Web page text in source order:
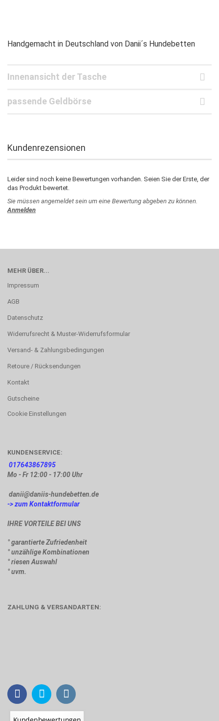
Handgemacht in Deutschland von Danii´s Hundebetten
Innenansicht der Tasche
passende Geldbörse
Kundenrezensionen
Leider sind noch keine Bewertungen vorhanden. Seien Sie der Erste, der
das Produkt bewertet.
Sie müssen angemeldet sein um eine Bewertung abgeben zu können.
Anmelden
MEHR ÜBER...
Impressum
AGB
Datenschutz
Widerrufsrecht & Muster-Widerrufsformular
Versand- & Zahlungsbedingungen
Retoure / Rücksendungen
Kontakt
Gutscheine
Cookie Einstellungen
KUNDENSERVICE:
017643867895
Mo - Fr 12:00 - 17:00 Uhr
danii@daniis-hundebetten.de
-> zum Kontaktformular
IHRE VORTEILE BEI UNS
° garantierte Zufriedenheit
° unzählige Kombinationen
° riesen Auswahl
° uvm.
ZAHLUNG & VERSANDARTEN: